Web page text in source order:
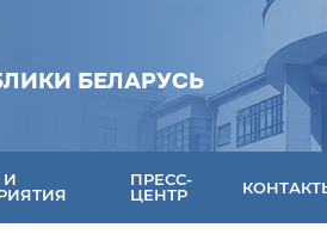
БЕЛАРУСЬ
И
ПРЕСС-
ЦЕНТР